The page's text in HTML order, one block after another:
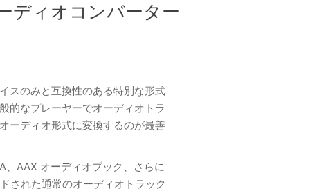
ディオコンバーター
スのみと互換性のある特別な形式
的なプレーヤーでオーディオトラ
ーディオ形式に変換するのが最善
AAX オーディオブック、さらに
された通常のオーディオトラック